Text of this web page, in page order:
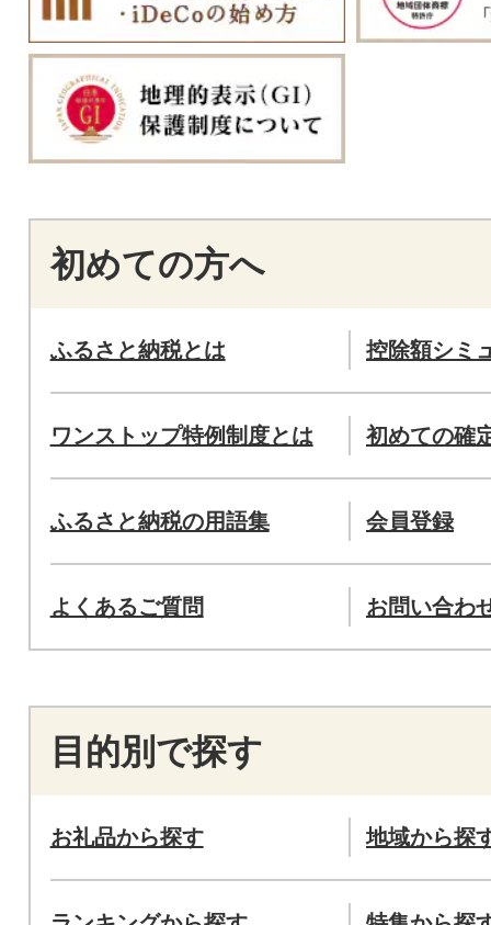
初めての方へ
ふるさと納税とは 控除額シミ
ワンストップ特例制度とは 初めての確
ふるさと納税の用語集 会員登録
よくあるご質問 お問い合わ
目的別で探す
お礼品から探す 地域から探